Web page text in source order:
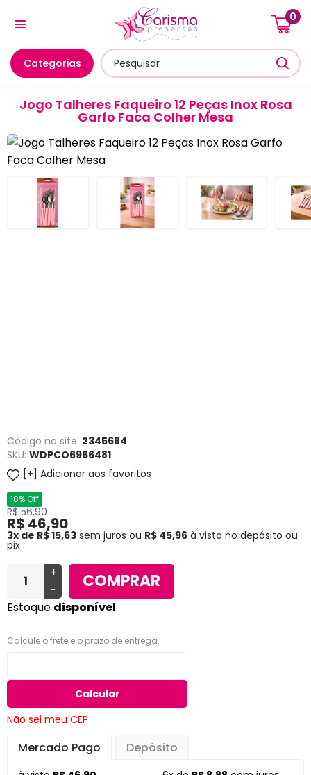
0
Categorias
Cozinha E Utensílios Mesa Posta E Servir Banheiro
Jogo Talheres Faqueiro 12 Peças Inox Rosa
Garfo Faca Colher Mesa
Código no site: 2345684
SKU: WDPCO6966481
Adicionar aos favoritos
18% Off
R$ 56,90
R$ 46,90
3x de R$ 15,63 sem juros ou R$ 45,96 à vista no depósito ou
pix
+
-
COMPRAR
Estoque disponível
Calcule o frete e o prazo de entrega.
Calcular
Não sei meu CEP
Mercado Pago Depósito